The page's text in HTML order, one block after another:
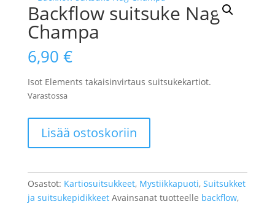
Backflow suitsuke Nag
Champa
6,90 €
Isot Elements takaisinvirtaus suitsukekartiot.
Varastossa
suitsuke
Nag
määrä
Lisää ostoskoriin
Osastot: Kartiosuitsukkeet, Mystiikkapuoti, Suitsukket
ja suitsukepidikkeet Avainsanat tuotteelle backflow,